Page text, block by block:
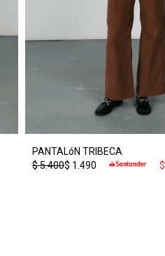
PANTALóN TRIBECA
$ 1.490
$5.400 $